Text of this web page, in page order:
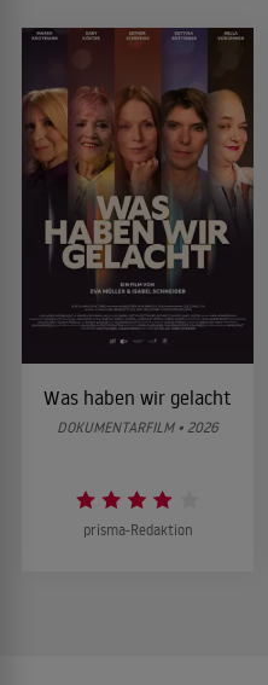
Was haben wir gelacht
DOKUMENTARFILM • 2026
prisma-Redaktion